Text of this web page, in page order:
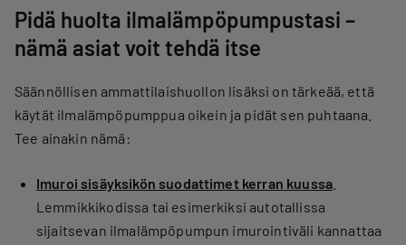
Pidä huolta ilmalämpöpumpustasi –
nämä asiat voit tehdä itse
Säännöllisen ammattilaishuollon lisäksi on tärkeää, että
käytät ilmalämpöpumppua oikein ja pidät sen puhtaana.
Tee ainakin nämä:
Imuroi sisäyksikön suodattimet kerran kuussa
Lemmikkikodissa tai esimerkiksi autotallissa
sijaitsevan ilmalämpöpumpun imurointiväli kannattaa